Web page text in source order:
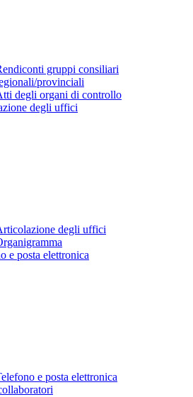
gruppi consiliari
provinciali
degli organi di controllo
degli uffici
degli uffici
e posta elettronica
e posta elettronica